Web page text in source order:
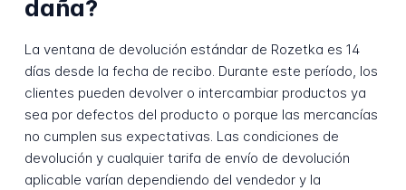
daña?
La ventana de devolución estándar de Rozetka es 14
días desde la fecha de recibo. Durante este período, los
clientes pueden devolver o intercambiar productos ya
sea por defectos del producto o porque las mercancías
no cumplen sus expectativas. Las condiciones de
devolución y cualquier tarifa de envío de devolución
aplicable varían dependiendo del vendedor y la